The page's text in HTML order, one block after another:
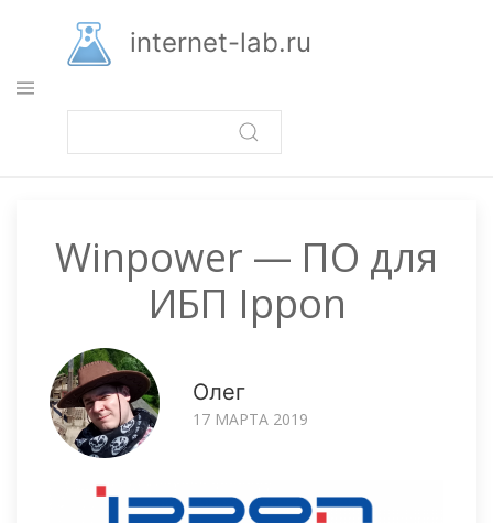
основному
содержанию
internet-lab.ru
Winpower — ПО для
ИБП Ippon
Олег
17 МАРТА 2019